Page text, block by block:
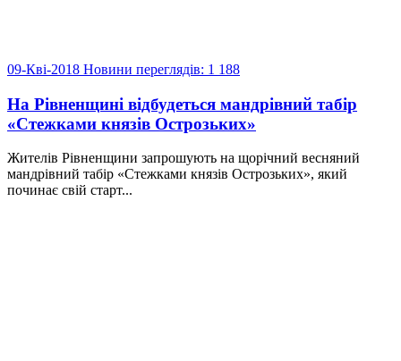
09-Кві-2018 Новини переглядів: 1 188
На Рівненщині відбудеться мандрівний табір
«Стежками князів Острозьких»
Жителів Рівненщини запрошують на щорічний весняний
мандрівний табір «Стежками князів Острозьких», який
починає свій старт...